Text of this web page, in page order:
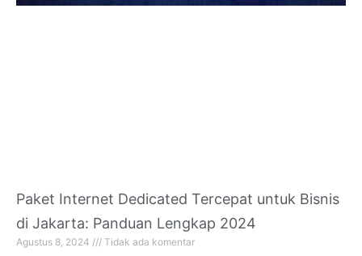
Paket Internet Dedicated Tercepat untuk Bisnis
di Jakarta: Panduan Lengkap 2024
Agustus 8, 2024 Tidak ada komentar